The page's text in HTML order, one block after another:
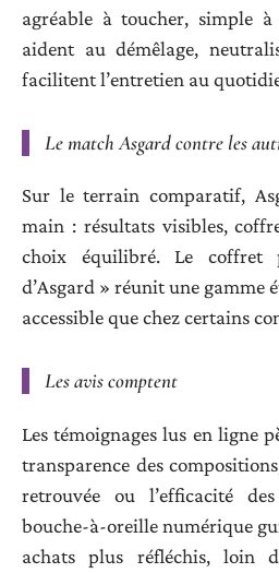
agréable à toucher, simple
aident au démêlage,
facilitent l’entretien au
Le match Asgard contre les
Sur le terrain comparatif,
main : résultats visibles,
choix équilibré. Le coffret
d’Asgard » réunit une gamme
accessible que chez certains
Les avis comptent
Les témoignages lus en ligne
transparence des
retrouvée ou l’efficacité
bouche-à-oreille numérique
achats plus réfléchis, loin